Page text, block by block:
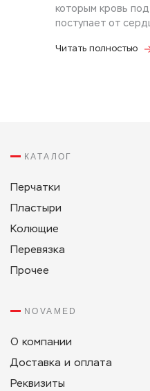
которым кровь
поступает от
Читать полностью
КАТАЛОГ
Перчатки
Пластыри
Колющие
Перевязка
Прочее
NOVAMED
О компании
Доставка и оплата
Реквизиты